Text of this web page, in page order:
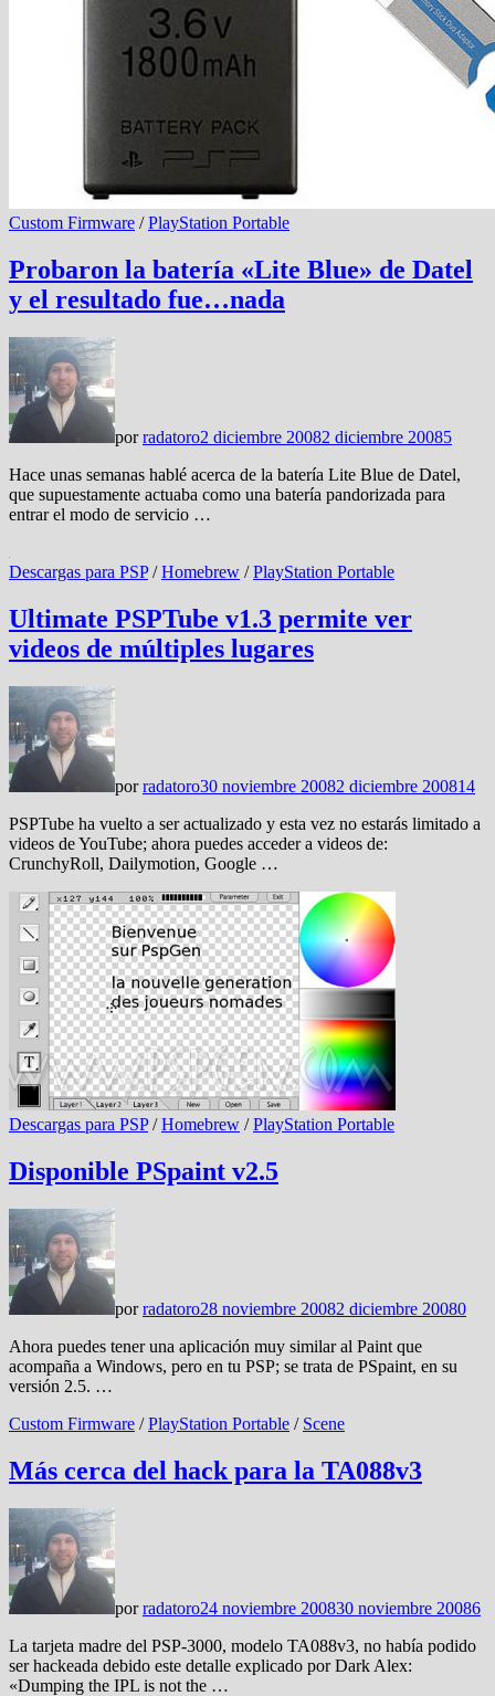
Custom Firmware /PlayStation Portable
Probaron la batería «Lite Blue» de Datel
y el resultado fue…nada
porradatoro2 diciembre 20082 diciembre 20085
Hace unas semanas hablé acerca de la batería Lite Blue de Datel,
que supuestamente actuaba como una batería pandorizada para
entrar el modo de servicio …
Descargas para PSP/Homebrew /PlayStation Portable
Ultimate PSPTube v1.3 permite ver
videos de múltiples lugares
porradatoro30 noviembre 20082 diciembre 200814
PSPTube ha vuelto a ser actualizado y esta vez no estarás limitado a
videos de YouTube; ahora puedes acceder a videos de:
CrunchyRoll, Dailymotion, Google …
Descargas para PSP/Homebrew /PlayStation Portable
Disponible PSpaint v2.5
porradatoro28 noviembre 20082 diciembre 20080
Ahora puedes tener una aplicación muy similar al Paint que
acompaña a Windows, pero en tu PSP; se trata de PSpaint, en su
versión 2.5. …
Custom Firmware /PlayStation Portable / Scene
Más cerca del hack para la TA088v3
porradatoro24 noviembre 200830 noviembre 20086
La tarjeta madre del PSP-3000, modelo TA088v3, no había podido
ser hackeada debido este detalle explicado por Dark Alex:
«Dumping the IPL is not the …